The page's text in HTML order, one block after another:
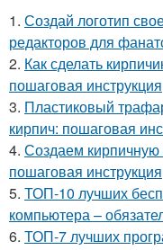
1. Создай логотип
редакторов для
2. Как сделать
пошаговая инструкция
3. Пластиковый
кирпич: пошаговая
4. Создаем кирпичную
пошаговая инструкция
5. ТОП-10 лучших
компьютера –
6. ТОП-7 лучших